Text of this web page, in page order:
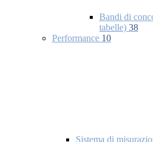
Bandi di
tabelle) 38
Performance 10
Sistema di